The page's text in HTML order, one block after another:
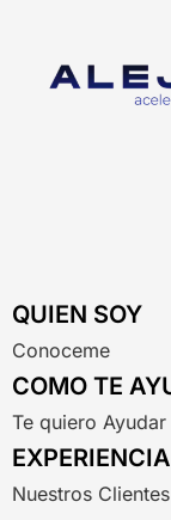
QUIEN SOY
Conoceme
COMO TE
Te quiero Ayudar
EXPERIENCIA
Nuestros Clientes